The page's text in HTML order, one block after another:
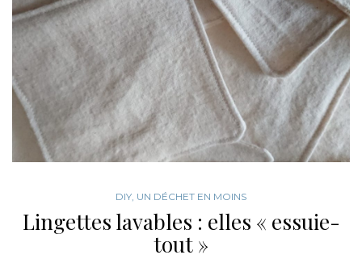
DIY UN DÉCHET EN MOINS
Lingettes lavables : elles « essuie-
tout »